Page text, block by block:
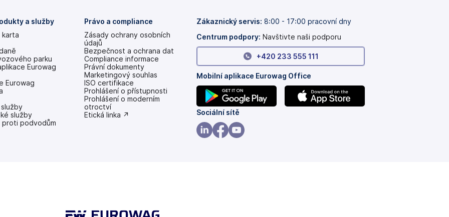
a služby
karta
parku
Eurowag
Eurowag
služby
služby
proti podvodům
Právo a compliance
Zásady ochrany osobních
údajů
Bezpečnost a ochrana dat
Compliance informace
Právní dokumenty
Marketingový souhlas
ISO certifikace
Prohlášení o přístupnosti
(se
v
nových
Prohlášení o moderním
otroctví
(se
Etická linka ↗
Zákaznický servis: 8:00 - 17:00 pracovní dny
Centrum podpory: Navštivte naši podporu
+420 233 555 111
Mobilní aplikace Eurowag Office
(se
v
nových
Sociální sítě